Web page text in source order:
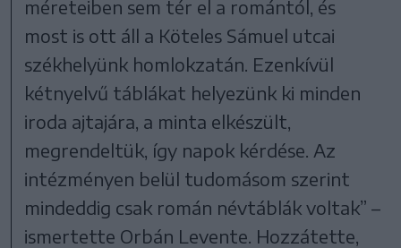
méreteiben sem tér el a romántól, és
most is ott áll a Köteles Sámuel utcai
székhelyünk homlokzatán. Ezenkívül
kétnyelvű táblákat helyezünk ki minden
iroda ajtajára, a minta elkészült,
megrendeltük, így napok kérdése. Az
intézményen belül tudomásom szerint
mindeddig csak román névtáblák voltak” –
ismertette Orbán Levente. Hozzátette,